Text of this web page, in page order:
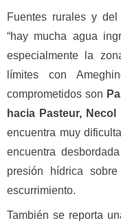
Fuentes rurales y
“hay mucha agua
especialmente la
límites con
comprometidos son
hacia Pasteur,
encuentra muy
encuentra
presión hídrica
escurrimiento.
También se reporta